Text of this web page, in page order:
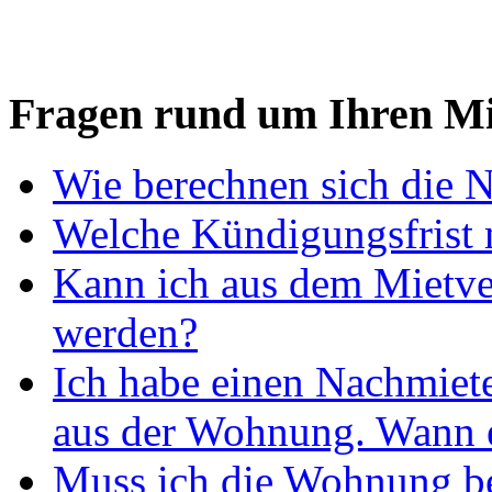
Fragen rund um Ihren
Wie berechnen sich die
Welche Kündigungsfrist
Kann ich aus dem
werden?
Ich habe einen
aus der Wohnung.
Muss ich die Wohnung